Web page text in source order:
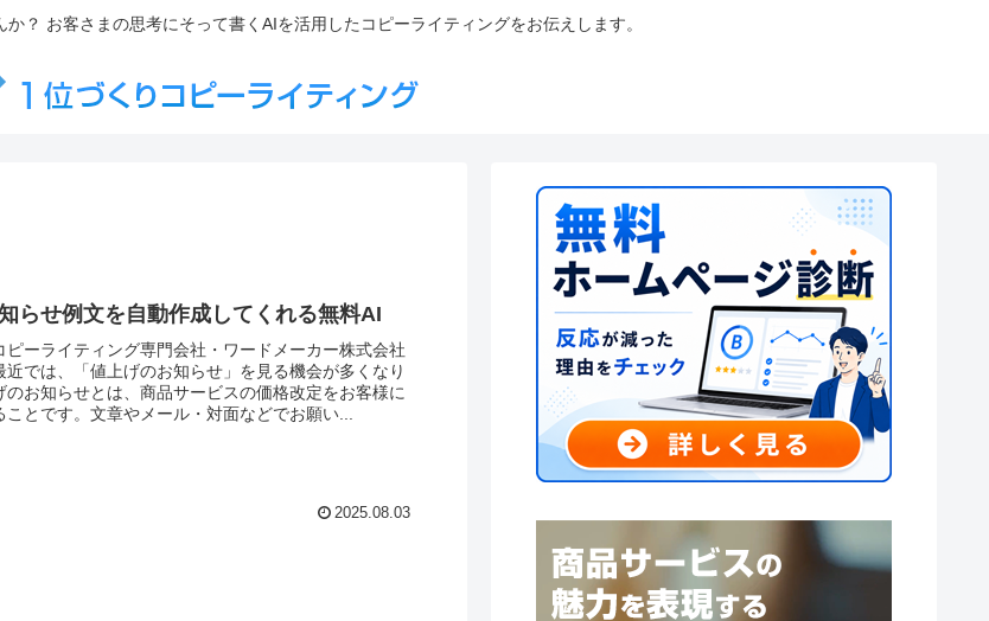
？ お客さまの思考にそって書くAIを活用したコピーライティングをお伝えします。
らせ例文を自動作成してくれる無料AI
ピーライティング専門会社・ワードメーカー株式会社
近では、「値上げのお知らせ」を見る機会が多くなり
のお知らせとは、商品サービスの価格改定をお客様に
ことです。文章やメール・対面などでお願い...
2025.08.03